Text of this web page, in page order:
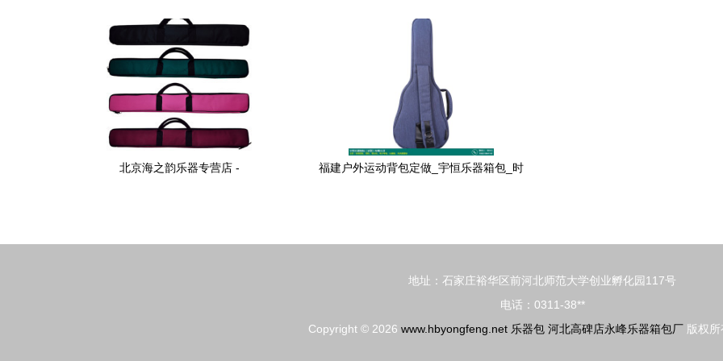
长笛、巴松大管、双簧管、小号、长号、
圆号、大号、中音号
轻体盒/乐器包图片大全,魏顺青-8-
北京海之韵乐器专营店 -
福建户外运动背包定做_宇恒乐器箱包_时
地址：石家庄裕华区前河北师范大学创业孵化园117号
电话：0311-38**
Copyright © 2026 www.hbyongfeng.net 乐器包 河北高碑店永峰乐器箱包厂版权所